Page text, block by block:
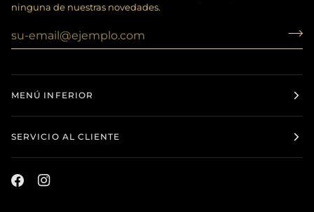
ninguna de nuestras novedades.
MENÚ INFERIOR
SERVICIO AL CLIENTE